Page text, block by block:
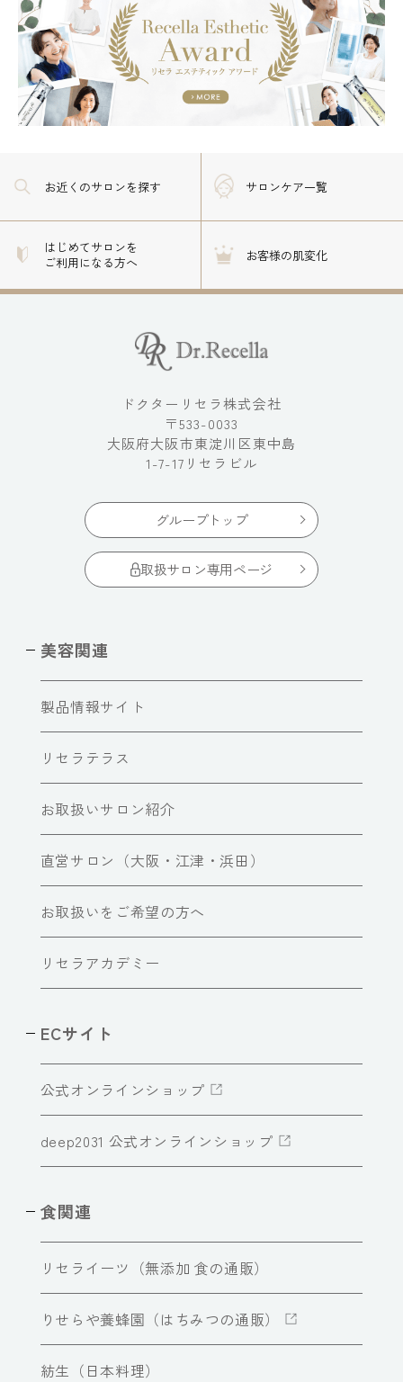
お近くのサロンを探す サロンケア一覧
はじめてサロンを
ご利用になる方へ
お客様の肌変化
ドクターリセラ株式会社
〒533-0033
大阪府大阪市東淀川区東中島
1-7-17リセラビル
グループトップ
取扱サロン専用ページ
美容関連
製品情報サイト
リセラテラス
お取扱いサロン紹介
直営サロン（大阪・江津・浜田）
お取扱いをご希望の方へ
リセラアカデミー
ECサイト
公式オンラインショップ
deep2031 公式オンラインショップ
食関連
リセライーツ（無添加 食の通販）
りせらや養蜂園（はちみつの通販）
紡生（日本料理）